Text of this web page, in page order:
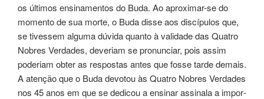
os últi­mos ensinamentos do Buda. Ao apro­xi­mar-se do
momen­to de sua morte, o Buda disse aos discí­pu­los que,
se tives­sem algu­ma dúvi­da quan­to à vali­da­de das Quatro
Nobres Verdades, deve­riam se pronun­ciar, pois assim
pode­riam obter as res­pos­tas antes que fosse tarde demais.
A atenção que o Buda devo­tou às Quatro Nobres Verdades
nos 45 anos em que se dedi­cou a ensi­nar assi­na­la a impor­